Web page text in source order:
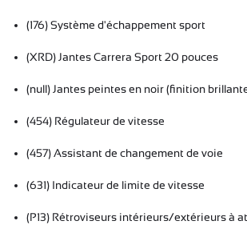
(176) Système d'échappement sport
(XRD) Jantes Carrera Sport 20 pouces
(null) Jantes peintes en noir (finition
(454) Régulateur de vitesse
(457) Assistant de changement de voie
(631) Indicateur de limite de vitesse
(P13) Rétroviseurs intérieurs/extérieurs à